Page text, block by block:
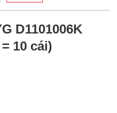
D1101006K
10 cái)